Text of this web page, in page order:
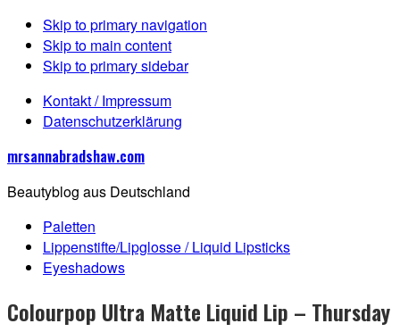
Skip to primary navigation
Skip to main content
Skip to primary sidebar
Kontakt / Impressum
Datenschutzerklärung
mrsannabradshaw.com
Beautyblog aus Deutschland
Paletten
Lippenstifte/Lipglosse / Liquid Lipsticks
Eyeshadows
Colourpop Ultra Matte Liquid Lip – Thursday